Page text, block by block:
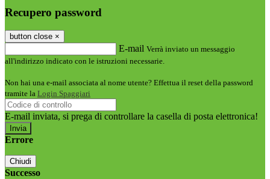
Recupero password
button close ×
E-mail Verrà inviato un messaggio
all'indirizzo indicato con le istruzioni necessarie.
Non hai una e-mail associata al nome utente? Effettua il reset della password
tramite la Login Spaggiari
E-mail inviata, si prega di controllare la casella di posta elettronica!
Errore
Chiudi
Successo